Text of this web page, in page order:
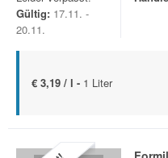
Gültig: 17.11. -
20.11.
€ 3,19 / l - 1 Liter